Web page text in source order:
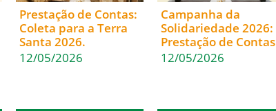
Prestação de Contas:
Coleta para a Terra
Santa 2026.
12/05/2026
Campanha da
Solidariedade 2026:
Prestação de
12/05/2026